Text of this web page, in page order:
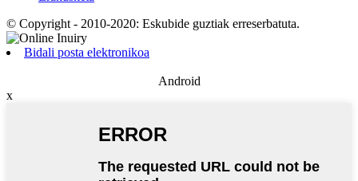
© Copyright - 2010-2020: Eskubide guztiak erreserbatuta.
Bidali posta elektronikoa
Android
x